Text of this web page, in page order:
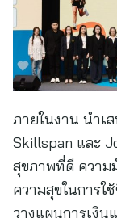
ภายในงาน นำเ
Skillspan และ
สุขภาพที่ดี ความ
ความสุขในการใ
วางแผนการเงิน